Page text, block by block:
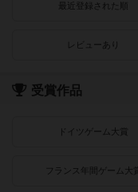
最近登録された順
レビューあり
受賞作品
ドイツゲーム大賞
フランス年間ゲーム大賞